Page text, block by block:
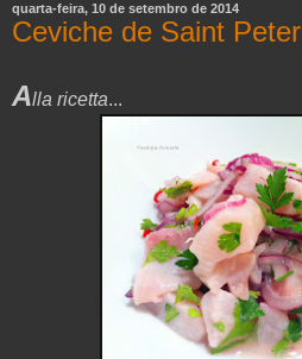
quarta-feira, 10 de setembro de 2014
Ceviche de Saint Peter
Alla ricetta...